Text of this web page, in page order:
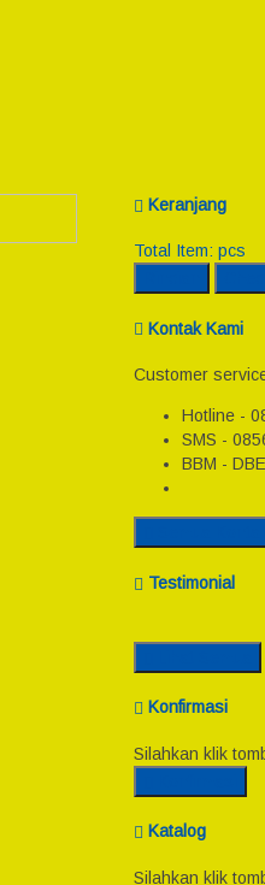
Keranjang
Total Item: pcs
Kontak Kami
Customer
Hotline -
SMS -
BBM -
Testimonial
Konfirmasi
Silahkan klik
Katalog
Silahkan klik